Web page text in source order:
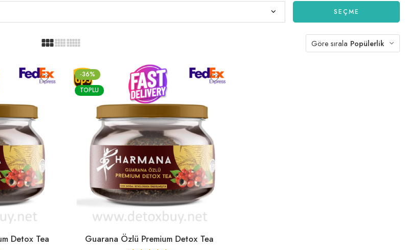
SEÇME
Göre sırala Popülerlik
Detox Tea
-36%
TOPLU
Guarana Özlü Premium Detox Tea